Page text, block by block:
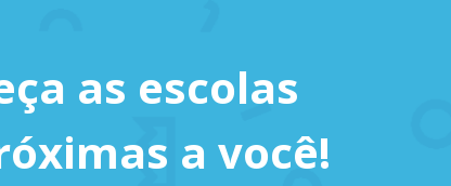
as escolas
a você!